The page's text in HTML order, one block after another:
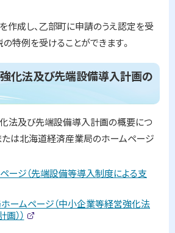
成し、乙部町に申請のうえ認定を受
特例を受けることができます。
化法及び先端設備導入計画の
法及び先端設備導入計画の概要につ
たは北海道経済産業局のホームページ
ージ（先端設備等導入制度による支
ームページ（中小企業等経営強化法
））